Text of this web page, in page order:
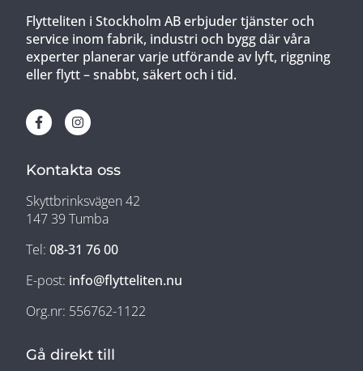
Flytteliten i Stockholm AB erbjuder tjänster och
service inom fabrik, industri och bygg där våra
experter planerar varje utförande av lyft, riggning
eller flytt – snabbt, säkert och i tid.
Kontakta oss
Skyttbrinksvägen 42
147 39 Tumba
Tel: 08-31 76 00
E-post: info@flytteliten.nu
Org.nr: 556762-1122
Gå direkt till